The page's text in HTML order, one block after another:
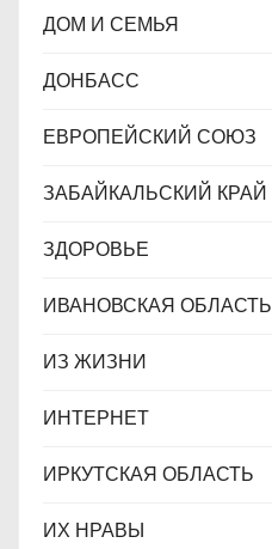
ДОМ И СЕМЬЯ
ДОНБАСС
ЕВРОПЕЙСКИЙ СОЮЗ
ЗАБАЙКАЛЬСКИЙ КРАЙ
ЗДОРОВЬЕ
ИВАНОВСКАЯ ОБЛАСТЬ
ИЗ ЖИЗНИ
ИНТЕРНЕТ
ИРКУТСКАЯ ОБЛАСТЬ
ИХ НРАВЫ